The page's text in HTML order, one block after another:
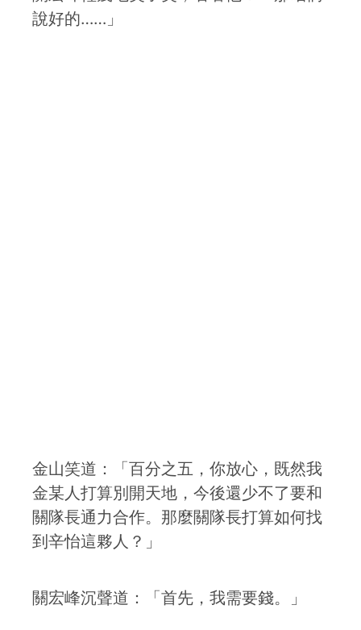
說好的……」
金山笑道：「百分之五，你放心，既然我
金某人打算別開天地，今後還少不了要和
關隊長通力合作。那麼關隊長打算如何找
到辛怡這夥人？」
關宏峰沉聲道：「首先，我需要錢。」